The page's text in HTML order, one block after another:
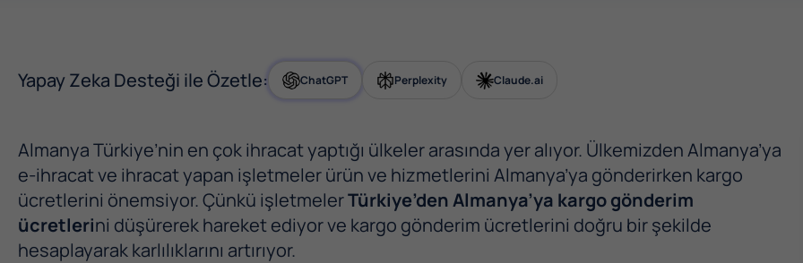
Yapay Zeka Desteği ile Özetle: ChatGPT Perplexity Claude.ai
Almanya Türkiye’nin en çok ihracat yaptığı ülkeler arasında yer alıyor. Ülkemizden Almanya’ya
e-ihracat ve ihracat yapan işletmeler ürün ve hizmetlerini Almanya’ya gönderirken kargo
ücretlerini önemsiyor. Çünkü işletmelerTürkiye’den Almanya’ya kargo gönderim
ücretlerini düşürerek hareket ediyor ve kargo gönderim ücretlerini doğru bir şekilde
hesaplayarak karlılıklarını artırıyor.